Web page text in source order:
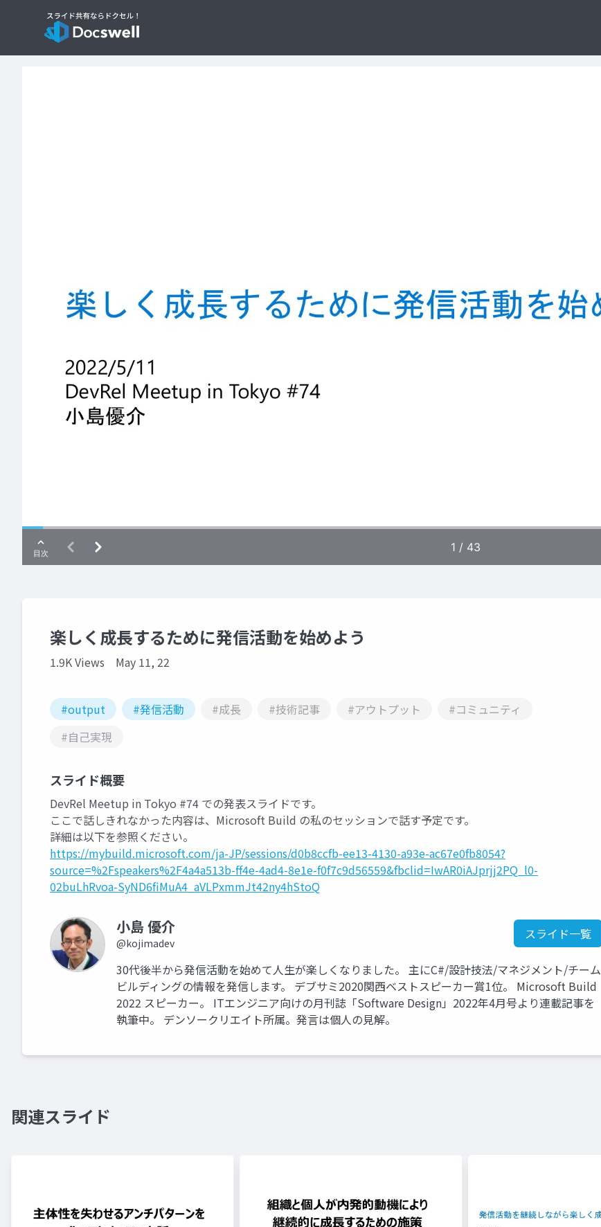
楽しく成長するために発信活動を始めよう
1.9K Views May 11, 22
#output #発信活動 #成長 #技術記事 #アウトプット
#コミュニティ
#自己実現
スライド概要
DevRel Meetup in Tokyo #74 での発表スライドです。
ここで話しきれなかった内容は、Microsoft Build の私のセッションで話す予定です。
詳細は以下を参照ください。
https://mybuild.microsoft.com/ja-JP/sessions/d0b8ccfb-ee13-4130-a93e-ac67e0fb8054?
source=%2Fspeakers%2F4a4a513b-ff4e-4ad4-8e1e-f0f7c9d56559&fbclid=IwAR0iAJprjj2PQ_l0-
02buLhRvoa-SyND6fiMuA4_aVLPxmmJt42ny4hStoQ
小島 優介
@kojimadev
スライド一覧
30代後半から発信活動を始めて人生が楽しくなりました。 主にC#/設計技法/マネジメント/チーム
ビルディングの情報を発信します。 デブサミ2020関西ベストスピーカー賞1位。 Microsoft Build
2022 スピーカー。 ITエンジニア向けの月刊誌「Software Design」2022年4月号より連載記事を
執筆中。 デンソークリエイト所属。発言は個人の見解。
関連スライド